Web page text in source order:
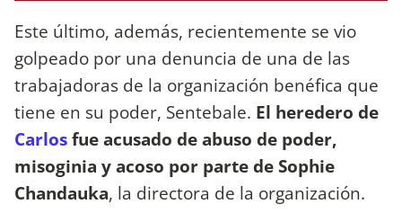
Este último, además, recientemente se vio
golpeado por una denuncia de una de las
trabajadoras de la organización benéfica que
tiene en su poder, Sentebale. El heredero de
Carlosfue acusado de abuso de poder,
misoginia y acoso por parte de Sophie
Chandauka, la directora de la organización.